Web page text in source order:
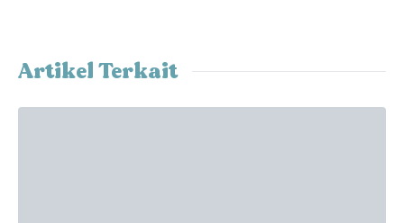
Artikel Terkait